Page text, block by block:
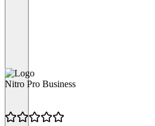
Nitro Pro Business